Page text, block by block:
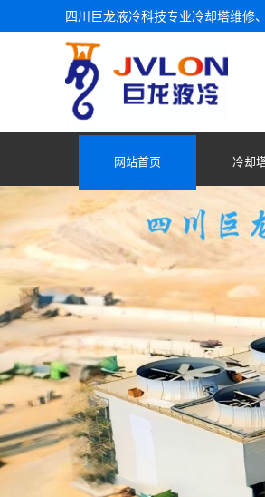
四川巨龙液冷科技专业冷却塔维修
网站首页 冷却